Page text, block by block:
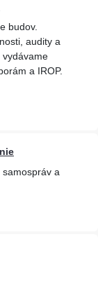
budov.
audity a
vydávame
a IROP.
a